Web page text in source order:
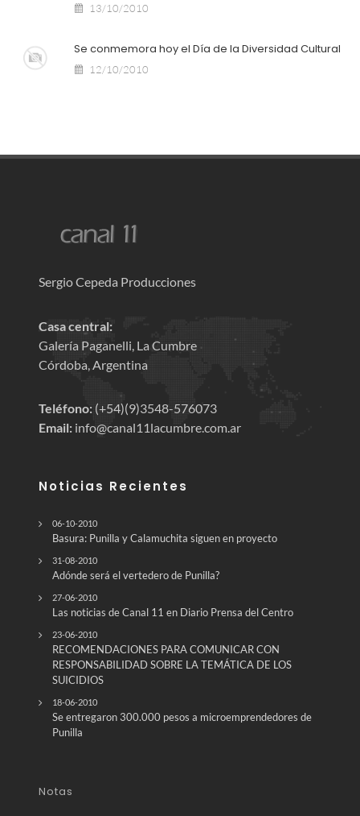
13/10/2010
Se conmemora hoy el Día de la Diversidad Cultural
12/10/2010
Sergio Cepeda Producciones
Casa central:
Galería Paganelli, La Cumbre
Córdoba, Argentina
Teléfono: (+54)(9)3548-576073
Email: info@canal11lacumbre.com.ar
Noticias Recientes
06-10-2010
Basura: Punilla y Calamuchita siguen en proyecto
31-08-2010
Adónde será el vertedero de Punilla?
27-06-2010
Las noticias de Canal 11 en Diario Prensa del Centro
23-06-2010
RECOMENDACIONES PARA COMUNICAR CON
RESPONSABILIDAD SOBRE LA TEMÁTICA DE LOS
SUICIDIOS
18-06-2010
Se entregaron 300.000 pesos a microemprendedores de
Notas